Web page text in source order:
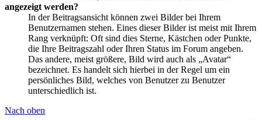
angezeigt werden?
In der Beitragsansicht können zwei Bilder bei Ihrem
Benutzernamen stehen. Eines dieser Bilder ist meist mit Ihrem
Rang verknüpft: Oft sind dies Sterne, Kästchen oder Punkte,
die Ihre Beitragszahl oder Ihren Status im Forum angeben.
Das andere, meist größere, Bild wird auch als „Avatar“
bezeichnet. Es handelt sich hierbei in der Regel um ein
persönliches Bild, welches von Benutzer zu Benutzer
unterschiedlich ist.
Nach oben